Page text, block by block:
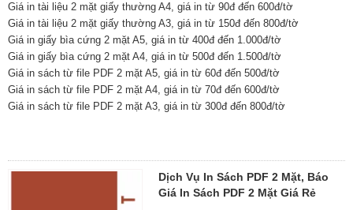
Giá in tài liệu 2 mặt giấy thường A4, giá in từ 90đ đến 600đ/tờ
Giá in tài liệu 2 mặt giấy thường A3, giá in từ 150đ đến 800đ/tờ
Giá in giấy bìa cứng 2 mặt A5, giá in từ 400đ đến 1.000đ/tờ
Giá in giấy bìa cứng 2 mặt A4, giá in từ 500đ đến 1.500đ/tờ
Giá in sách từ file PDF 2 mặt A5, giá in từ 60đ đến 500đ/tờ
Giá in sách từ file PDF 2 mặt A4, giá in từ 70đ đến 600đ/tờ
Giá in sách từ file PDF 2 mặt A3, giá in từ 300đ đến 800đ/tờ
Dịch Vụ In Sách PDF 2 Mặt, Báo
Giá In Sách PDF 2 Mặt Giá Rẻ